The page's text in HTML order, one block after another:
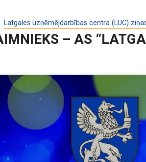
Latgales uzņēmējdarbības centra (LUC)
– AS